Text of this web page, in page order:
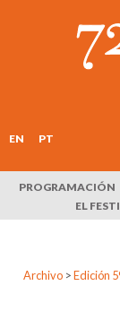
EN PT
PROGRAMACIÓN
EL
Archivo > Edición